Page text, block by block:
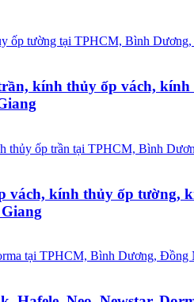
kính thủy ốp vách,
kính thủy ốp tường,